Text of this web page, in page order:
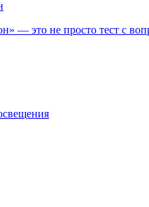
— это не просто тест с